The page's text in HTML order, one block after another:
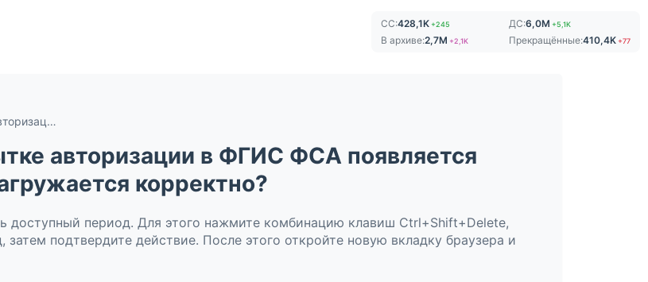
СС:428,1K+245 ДС:6,0M +5,1K
В архиве:2,7M +2,1K Прекращённые:410,4K +77
Что делать, если при попытке авторизации в ФГИС ФСА появляется ошибка или страница не загружается корректно?
авторизации в ФГИС ФСА появляется
корректно?
доступный период. Для этого нажмите комбинацию клавиш Ctrl+Shift+Delete,
подтвердите действие. После этого откройте новую вкладку браузера и